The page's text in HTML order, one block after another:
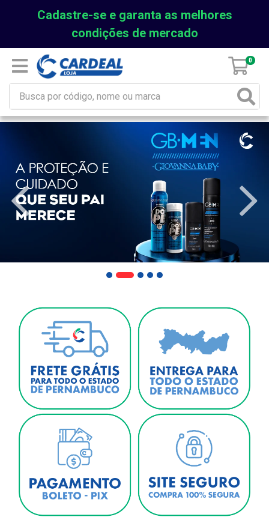
Cadastre-se e garanta as melhores
condições de mercado
0